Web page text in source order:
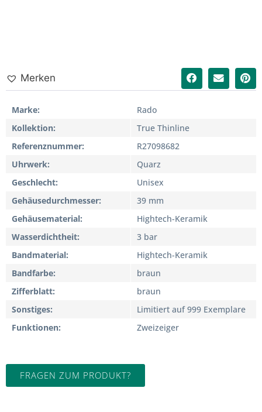
Merken
Marke
Rado
Kollektion
True Thinline
Referenznummer
R27098682
Uhrwerk
Quarz
Geschlecht
Unisex
Gehäusedurchmesser
39 mm
Gehäusematerial
Hightech-Keramik
Wasserdichtheit
3 bar
Bandmaterial
Hightech-Keramik
Bandfarbe
braun
Zifferblatt
braun
Sonstiges
Limitiert auf 999 Exemplare
Funktionen
Zweizeiger
FRAGEN ZUM PRODUKT?